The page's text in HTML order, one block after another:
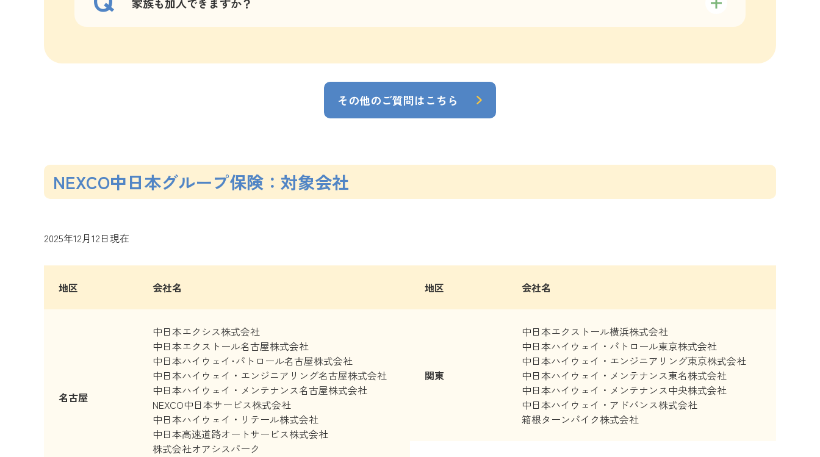
家族も加入できますか？
その他のご質問はこちら
NEXCO中日本グループ保険：対象会社
2025年12月12日現在
地区 会社名
名古屋
中日本エクシス株式会社
中日本エクストール名古屋株式会社
中日本ハイウェイ･パトロール名古屋株式会社
中日本ハイウェイ・エンジニアリング名古屋株式会社
中日本ハイウェイ・メンテナンス名古屋株式会社
NEXCO中日本サービス株式会社
中日本ハイウェイ・リテール株式会社
中日本高速道路オートサービス株式会社
株式会社オアシスパーク
地区 会社名
関東
中日本エクストール横浜株式会社
中日本ハイウェイ・パトロール東京株式会社
中日本ハイウェイ・エンジニアリング東京株式会社
中日本ハイウェイ・メンテナンス東名株式会社
中日本ハイウェイ・メンテナンス中央株式会社
中日本ハイウェイ・アドバンス株式会社
箱根ターンパイク株式会社